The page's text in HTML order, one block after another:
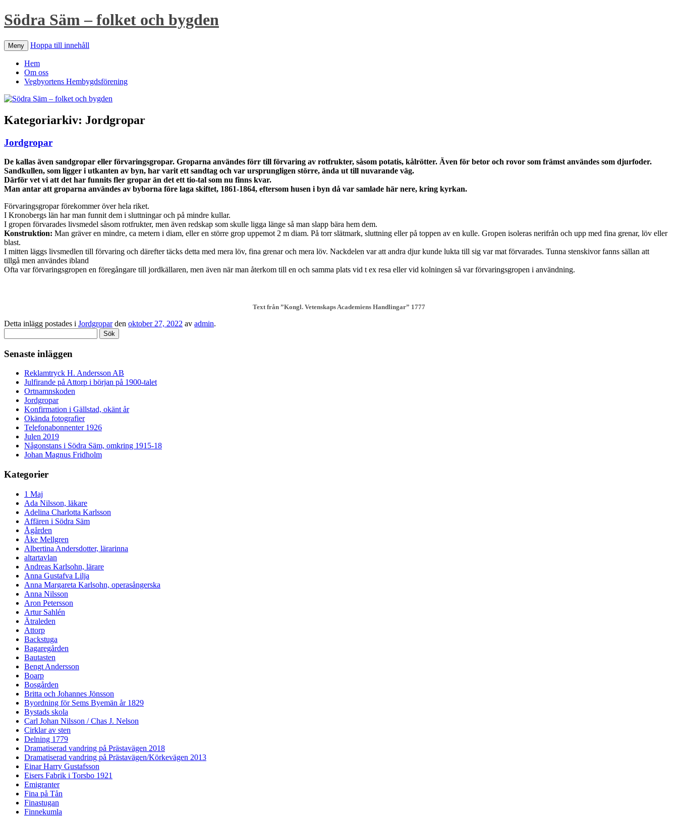
Södra Säm – folket och bygden
Meny Hoppa till innehåll
Hem
Om oss
Vegbyortens Hembygdsförening
Kategoriarkiv: Jordgropar
Jordgropar
De kallas även sandgropar eller förvaringsgropar. Groparna användes förr till förvaring av rotfrukter, såsom potatis, kålrötter. Även för betor och rovor som främst användes som djurfoder.
Sandkullen, som ligger i utkanten av byn, har varit ett sandtag och var ursprungligen större, ända ut till nuvarande väg.
Därför vet vi att det har funnits fler gropar än det ett tio-tal som nu finns kvar.
Man antar att groparna användes av byborna före laga skiftet, 1861-1864, eftersom husen i byn då var samlade här nere, kring kyrkan.
Förvaringsgropar förekommer över hela riket.
I Kronobergs län har man funnit dem i sluttningar och på mindre kullar.
I gropen förvarades livsmedel såsom rotfrukter, men även redskap som skulle ligga länge så man slapp bära hem dem.
Konstruktion: Man gräver en mindre, ca metern i diam, eller en större grop uppemot 2 m diam. På torr slätmark, sluttning eller på toppen av en kulle. Gropen isoleras nerifrån och upp med fina grenar, löv eller
blast.
I mitten läggs livsmedlen till förvaring och därefter täcks detta med mera löv, fina grenar och mera löv. Nackdelen var att andra djur kunde lukta till sig var mat förvarades. Tunna stenskivor fanns sällan att
tillgå men användes ibland
Ofta var förvaringsgropen en föregångare till jordkällaren, men även när man återkom till en och samma plats vid t ex resa eller vid kolningen så var förvaringsgropen i användning.
Text från ”Kongl. Vetenskaps Academiens Handlingar” 1777
Detta inlägg postades i Jordgroparden oktober 27, 2022 av admin.
efter:
Senaste inläggen
Reklamtryck H. Andersson AB
Julfirande på Attorp i början på 1900-talet
Ortnamnskoden
Jordgropar
Konfirmation i Gällstad, okänt år
Okända fotografier
Telefonabonnenter 1926
Julen 2019
Någonstans i Södra Säm, omkring 1915-18
Johan Magnus Fridholm
Kategorier
1 Maj
Ada Nilsson, läkare
Adelina Charlotta Karlsson
Affären i Södra Säm
Ågården
Åke Mellgren
Albertina Andersdotter, lärarinna
altartavlan
Andreas Karlsohn, lärare
Anna Gustafva Lilja
Anna Margareta Karlsohn, operasångerska
Anna Nilsson
Aron Petersson
Artur Sahlén
Ätraleden
Attorp
Backstuga
Bagaregården
Bautasten
Bengt Andersson
Boarp
Bosgården
Britta och Johannes Jönsson
Byordning för Sems Byemän år 1829
Bystads skola
Carl Johan Nilsson / Chas J. Nelson
Cirklar av sten
Delning 1779
Dramatiserad vandring på Prästavägen 2018
Dramatiserad vandring på Prästavägen/Körkevägen 2013
Einar Harry Gustafsson
Eisers Fabrik i Torsbo 1921
Emigranter
Fina på Tån
Finastugan
Finnekumla